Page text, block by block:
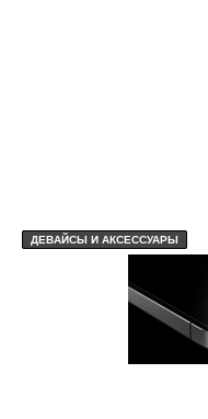
ДЕВАЙСЫ И АКСЕССУАРЫ